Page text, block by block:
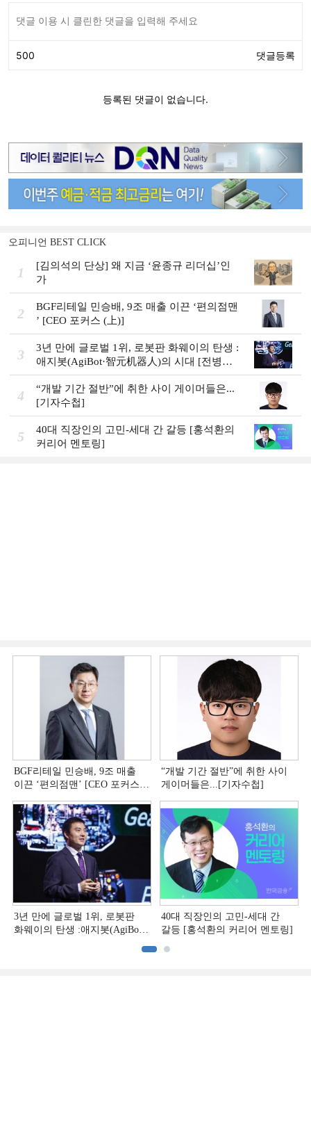
오피니언 BEST CLICK
1
[김의석의 단상] 왜 지금 ‘윤종규 리더십’인
가
2
BGF리테일 민승배, 9조 매출 이끈 ‘편의점맨
ʼ [CEO 포커스 (上)]
3
3년 만에 글로벌 1위, 로봇판 화웨이의 탄생 :
애지봇(AgiBot·智元机器人)의 시대 [전병서
의 中 첨단기업 리포트⑬]
4
“개발 기간 절반”에 취한 사이 게이머들은...
[기자수첩]
5
40대 직장인의 고민-세대 간 갈등 [홍석환의
커리어 멘토링]
BGF리테일 민승배, 9조 매출
이끈 ‘편의점맨ʼ [CEO 포커스
“개발 기간 절반”에 취한 사이
게이머들은...[기자수첩]
3년 만에 글로벌 1위, 로봇판
화웨이의 탄생 :애지봇(AgiBot·
40대 직장인의 고민-세대 간
갈등 [홍석환의 커리어 멘토링]